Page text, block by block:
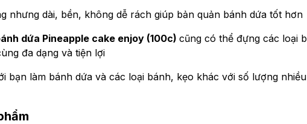
nhưng dài, bền, không dễ rách giúp bản quản bánh dứa tốt hơn
dứa Pineapple cake enjoy (100c) cũng có thể đựng các loại
đa dạng và tiện lợi
bạn làm bánh dứa và các loại bánh, kẹo khác với số lượng